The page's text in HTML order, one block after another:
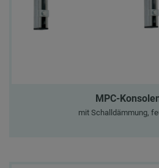
MPC-
mit Schalldämmung,